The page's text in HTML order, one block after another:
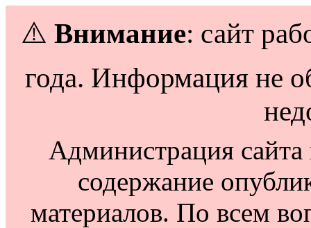
⚠️ Внимание: сайт
года. Информация не
Администрация сайта
содержание
материалов. По всем